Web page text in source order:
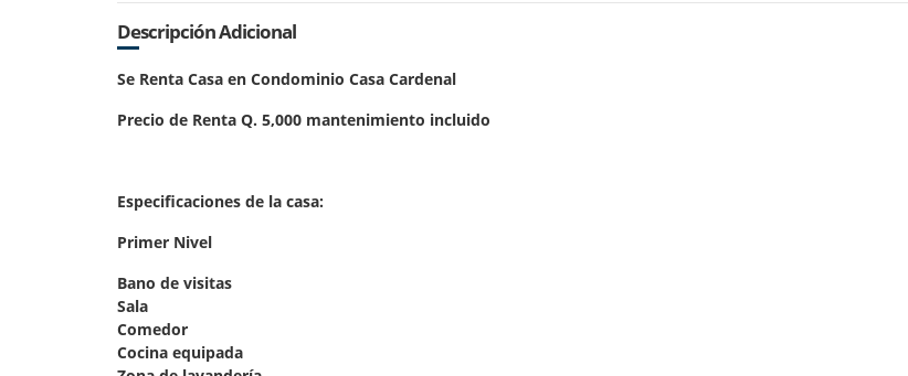
Descripción Adicional
Se Renta Casa en Condominio Casa Cardenal
Precio de Renta Q. 5,000 mantenimiento incluido
Especificaciones de la casa:
Primer Nivel
Bano de visitas
Sala
Comedor
Cocina equipada